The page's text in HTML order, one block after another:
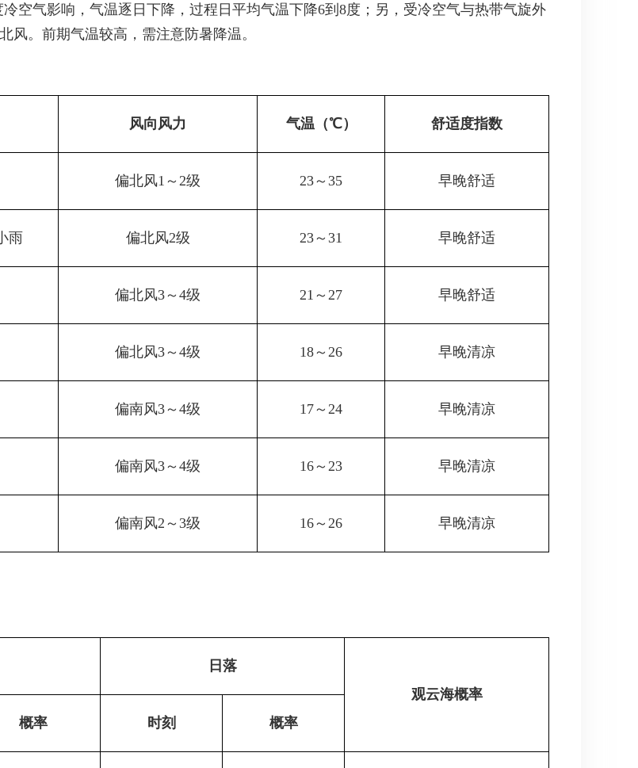
空气影响，气温逐日下降，过程日平均气温下降6到8度；另，受冷空气与热带气旋外
风。前期气温较高，需注意防暑降温。
风向风力 气温（℃） 舒适度指数
偏北风1～2级 23～35 早晚舒适
雨 偏北风2级 23～31 早晚舒适
偏北风3～4级 21～27 早晚舒适
偏北风3～4级 18～26 早晚清凉
偏南风3～4级 17～24 早晚清凉
偏南风3～4级 16～23 早晚清凉
偏南风2～3级 16～26 早晚清凉
日落
观云海概率
概率 时刻 概率